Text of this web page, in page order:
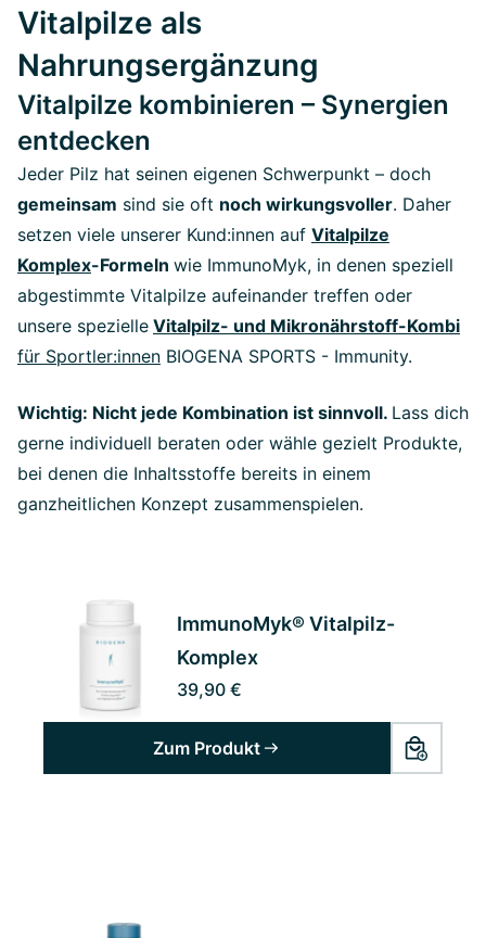
Vitalpilze als
Nahrungsergänzung
Vitalpilze kombinieren – Synergien
entdecken
Jeder Pilz hat seinen eigenen Schwerpunkt – doch
gemeinsam sind sie oft noch wirkungsvoller. Daher
setzen viele unserer Kund:innen auf Vitalpilze
Komplex-Formeln wie ImmunoMyk, in denen speziell
abgestimmte Vitalpilze aufeinander treffen oder
unsere spezielle Vitalpilz- und Mikronährstoff-Kombi
für Sportler:innen BIOGENA SPORTS - Immunity.
Wichtig: Nicht jede Kombination ist sinnvoll. Lass dich
gerne individuell beraten oder wähle gezielt Produkte,
bei denen die Inhaltsstoffe bereits in einem
ganzheitlichen Konzept zusammenspielen.
ImmunoMyk® Vitalpilz-
Komplex
39,90 €
Zum Produkt